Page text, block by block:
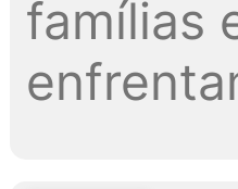
famílias